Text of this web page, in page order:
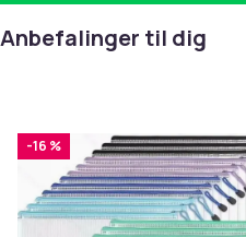
Anbefalinger til dig
-16 %